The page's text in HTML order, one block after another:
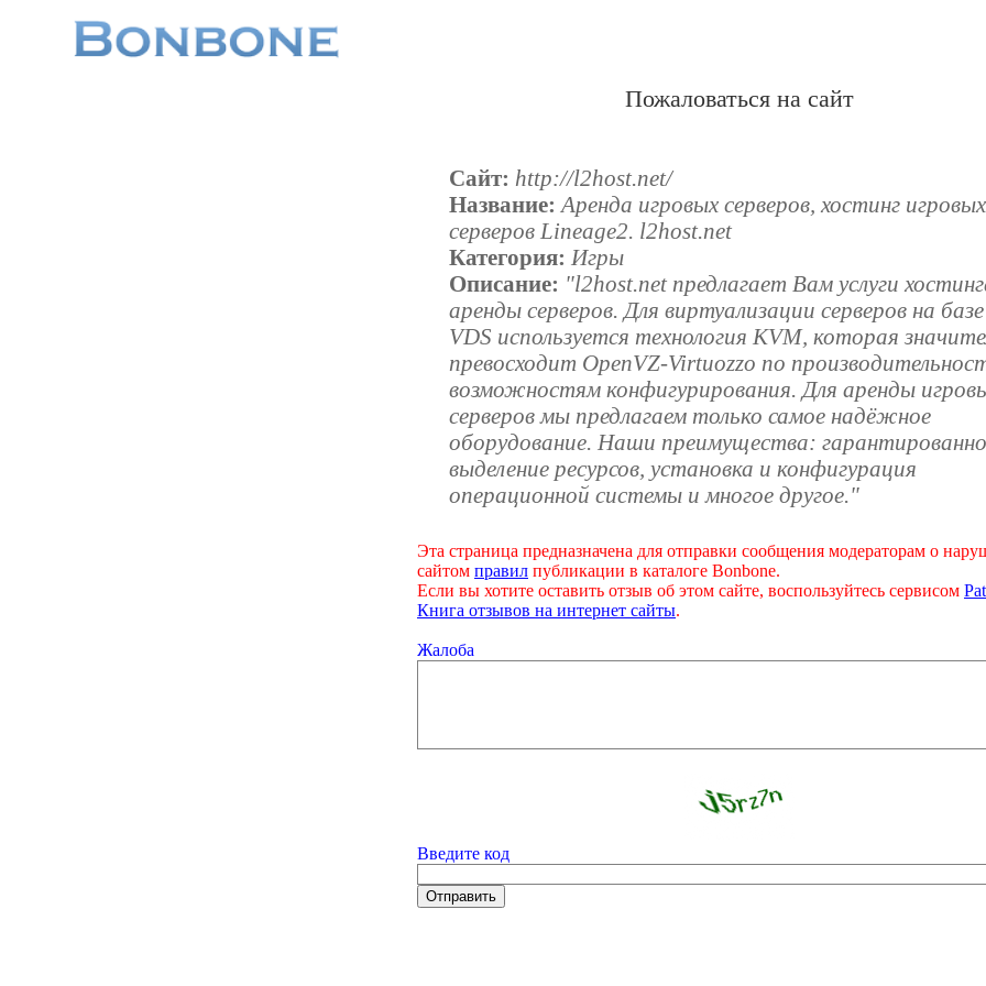
Пожаловаться на сайт
Сайт: http://l2host.net/
Название: Аренда игровых серверов, хостинг игровых
серверов Lineage2. l2host.net
Категория: Игры
Описание: "l2host.net предлагает Вам услуги
аренды серверов. Для виртуализации серверов на базе
VDS используется технология KVM, которая
превосходит OpenVZ-Virtuozzo по
возможностям конфигурирования. Для аренды
серверов мы предлагаем только самое надёжное
оборудование. Наши преимущества:
выделение ресурсов, установка и конфигурация
операционной системы и многое другое."
Эта страница предназначена для отправки сообщения модераторам о
сайтом правил публикации в каталоге Bonbone.
Если вы хотите оставить отзыв об этом сайте, воспользуйтесь сервисом
Книга отзывов на интернет сайты.
Жалоба
Введите код